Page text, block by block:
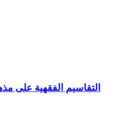
التقاسيم الفقهية على